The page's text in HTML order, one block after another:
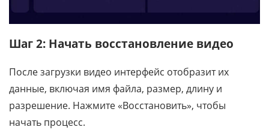
Шаг 2: Начать восстановление видео
После загрузки видео интерфейс отобразит их
данные, включая имя файла, размер, длину и
разрешение. Нажмите «Восстановить», чтобы
начать процесс.